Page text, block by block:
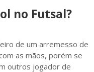
no Futsal?
de um arremesso de
as mãos, porém se
outros jogador de